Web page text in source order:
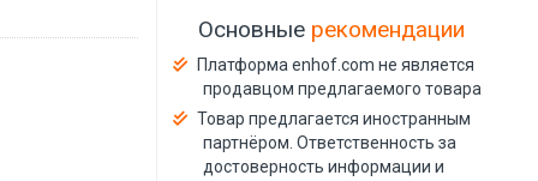
Основные рекомендации
Платформа enhof.com не является
продавцом предлагаемого товара
Товар предлагается иностранным
партнёром. Ответственность за
достоверность информации и